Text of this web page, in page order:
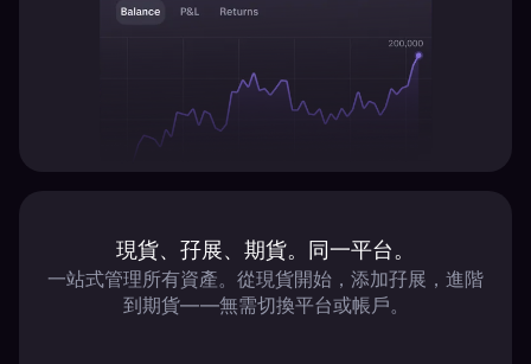
現貨、孖展、期貨。同一平台。
一站式管理所有資產。從現貨開始，添加孖展，進階
到期貨——無需切換平台或帳戶。